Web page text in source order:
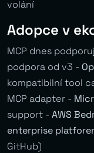
volání
Adopce v
MCP dnes
podpora od v3 -
kompatibilní tool
MCP adapter -
support - AWS
enterprise
GitHub)